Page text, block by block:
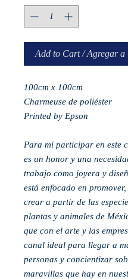
Add to Cart / Agregar
100cm x 100cm
Charmeuse de poliéster
Printed by Epson
Para mi participar en este
es un honor y una
trabajo como joyera y
está enfocado en
crear a partir de las
plantas y animales de
que con el arte y las
canal ideal para llegar a
personas y concientizar
maravillas que hay en